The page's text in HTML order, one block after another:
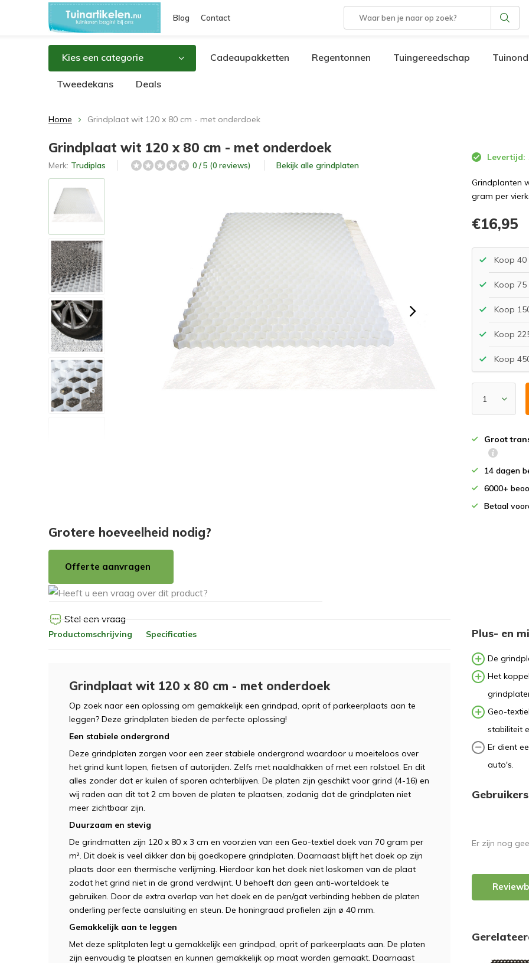
Blog Contact
Kies een categorie Cadeaupakketten Regentonnen Tuingereedschap
Tweedekans Deals
Home Grindplaat wit 120 x 80 cm - met onderdoek
Grindplaat wit 120 x 80 cm - met onderdoek
Merk: Trudiplas 0 / 5 (0 reviews) Bekijk alle grindplaten
Levertijd:
Grindplanten
gram per
€16,95
Koop
Koop
Koop
Koop
Koop
Groot
14 dagen
6000+
Betaal
Grotere hoeveelheid nodig?
Offerte aanvragen
Stel een vraag
Productomschrijving Specificaties
Grindplaat wit 120 x 80 cm - met onderdoek
Op zoek naar een oplossing om gemakkelijk een grindpad, oprit of parkeerplaats aan te
leggen? Deze grindplaten bieden de perfecte oplossing!
Een stabiele ondergrond
Deze grindplaten zorgen voor een zeer stabiele ondergrond waardoor u moeiteloos over
het grind kunt lopen, fietsen of autorijden. Zelfs met naaldhakken of met een rolstoel. En dit
alles zonder dat er kuilen of sporen achterblijven. De platen zijn geschikt voor grind (4-16) en
wij raden aan dit tot 2 cm boven de platen te plaatsen, zodanig dat de grindplaten niet
meer zichtbaar zijn.
Duurzaam en stevig
De grindmatten zijn 120 x 80 x 3 cm en voorzien van een Geo-textiel doek van 70 gram per
m². Dit doek is veel dikker dan bij goedkopere grindplaten. Daarnaast blijft het doek op zijn
plaats door een thermische verlijming. Hierdoor kan het doek niet loskomen van de plaat
zodat het grind niet in de grond verdwijnt. U behoeft dan geen anti-worteldoek te
gebruiken. Door de extra overlap van het doek en de pen/gat verbinding hebben de platen
onderling perfecte aansluiting en steun. De honingraad profielen zijn ø 40 mm.
Gemakkelijk aan te leggen
Met deze splitplaten legt u gemakkelijk een grindpad, oprit of parkeerplaats aan. De platen
zijn eenvoudig te plaatsen en kunnen gemakkelijk op maat worden gemaakt. Daarnaast
Plus- en
De
Het
Geo-
stabiliteit
Er dient
auto's.
Er zijn nog